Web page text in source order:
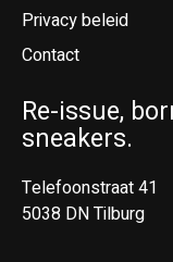
Privacy beleid
Contact
Re-issue,
sneakers.
Telefoonstraat 41
5038 DN Tilburg